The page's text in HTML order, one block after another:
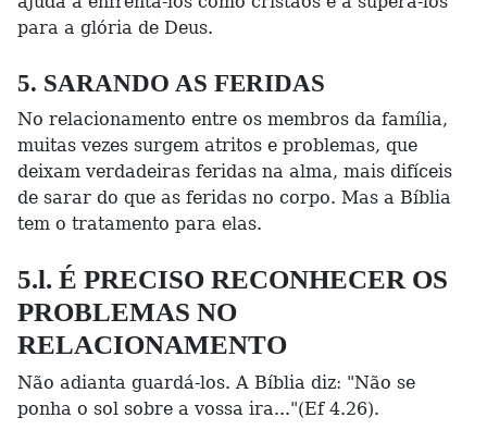
para a glória de Deus.
5. SARANDO AS FERIDAS
No relacionamento entre os membros da família,
muitas vezes surgem atritos e problemas, que
deixam verdadeiras feridas na alma, mais difíceis
de sarar do que as feridas no corpo. Mas a Bíblia
tem o tratamento para elas.
5.l. É PRECISO RECONHECER OS
PROBLEMAS NO
RELACIONAMENTO
Não adianta guardá-los. A Bíblia diz: "Não se
ponha o sol sobre a vossa ira..."(Ef 4.26).